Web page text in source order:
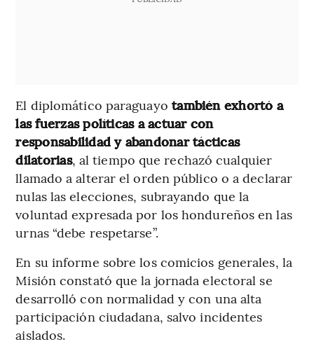
El diplomático paraguayo también exhortó a
las fuerzas políticas a actuar con
responsabilidad y abandonar tácticas
dilatorias, al tiempo que rechazó cualquier
llamado a alterar el orden público o a declarar
nulas las elecciones, subrayando que la
voluntad expresada por los hondureños en las
urnas “debe respetarse”.
En su informe sobre los comicios generales, la
Misión constató que la jornada electoral se
desarrolló con normalidad y con una alta
participación ciudadana, salvo incidentes
aislados.